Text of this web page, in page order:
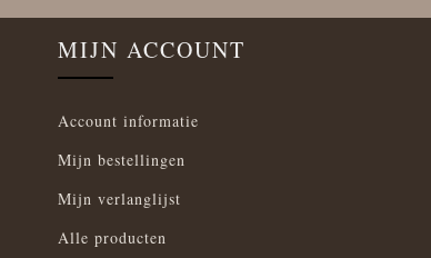
MIJN ACCOUNT
Account informatie
Mijn bestellingen
Mijn verlanglijst
Alle producten